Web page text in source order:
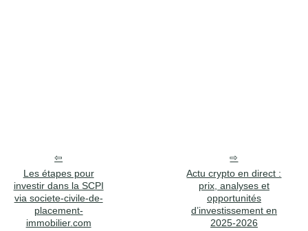
Les étapes pour
investir dans la SCPI
via societe-civile-de-
placement-
immobilier.com
Actu crypto en direct :
prix, analyses et
opportunités
d’investissement en
2025‑2026